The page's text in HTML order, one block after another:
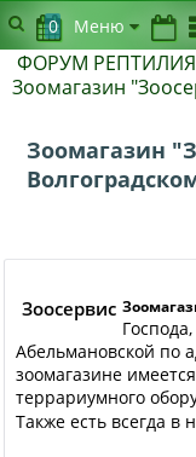
ФОРУМ РЕПТИЛИЯ
Зоомагазин
Зоомагазин
Зоосервис
Абельмановской по
зоомагазине
террариумного
Также есть всегда в
0 Меню